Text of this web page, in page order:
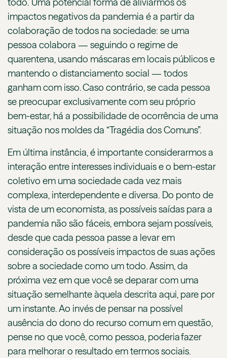
todo. Uma potencial forma de aliviarmos os
impactos negativos da pandemia é a partir da
colaboração de todos na sociedade: se uma
pessoa colabora — seguindo o regime de
quarentena, usando máscaras em locais públicos e
mantendo o distanciamento social — todos
ganham com isso. Caso contrário, se cada pessoa
se preocupar exclusivamente com seu próprio
bem-estar, há a possibilidade de ocorrência de uma
situação nos moldes da “Tragédia dos Comuns”.
Em última instância, é importante considerarmos a
interação entre interesses individuais e o bem-estar
coletivo em uma sociedade cada vez mais
complexa, interdependente e diversa. Do ponto de
vista de um economista, as possíveis saídas para a
pandemia não são fáceis, embora sejam possíveis,
desde que cada pessoa passe a levar em
consideração os possíveis impactos de suas ações
sobre a sociedade como um todo. Assim, da
próxima vez em que você se deparar com uma
situação semelhante àquela descrita aqui, pare por
um instante. Ao invés de pensar na possível
ausência do dono do recurso comum em questão,
pense no que você, como pessoa, poderia fazer
para melhorar o resultado em termos sociais.